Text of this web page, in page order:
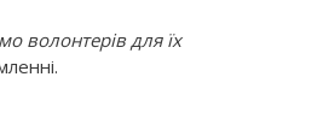
волонтерів для їх